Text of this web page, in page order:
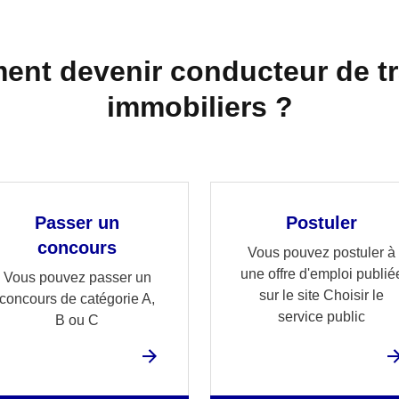
devenir conducteur de
immobiliers ?
Passer un
concours
Vous pouvez passer un
concours de catégorie A,
B ou C
Postuler
Vous pouvez postuler à
une offre d'emploi
sur le site Choisir le
service public